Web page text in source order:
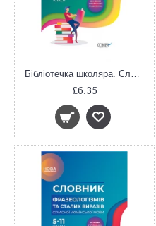
Бібліотечка школяра. Словник синонімів та антонімів сучасної української мови. 5–11-й класи. КДН009
£6.35